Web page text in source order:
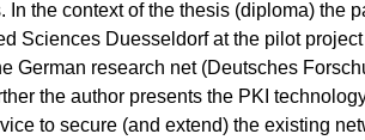
In the context of the thesis (diploma) the
Sciences Duesseldorf at the pilot
German research net (Deutsches
the author presents the PKI
to secure (and extend) the existing